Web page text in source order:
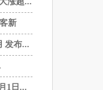
新
发布...
1日...